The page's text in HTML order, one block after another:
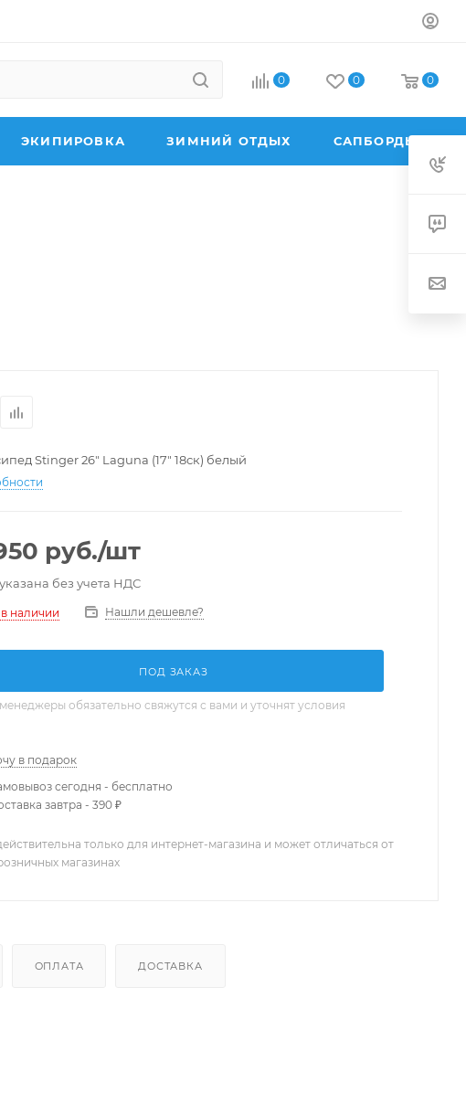
0 0 0
ЭКИПИРОВКА ЗИМНИЙ ОТДЫХ САПБОРДЫ
Stinger 26" Laguna (17" 18ск) белый
руб./шт
без учета НДС
наличии Нашли дешевле?
ПОД ЗАКАЗ
обязательно свяжутся с вами и уточнят условия
в подарок
сегодня - бесплатно
завтра - 390 ₽
только для интернет-магазина и может отличаться от
магазинах
ОПЛАТА ДОСТАВКА